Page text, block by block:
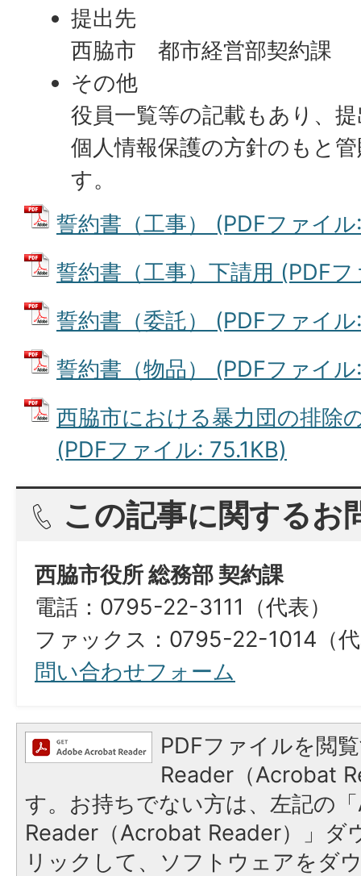
提出先
西脇市 都市経営部契約課
その他
役員一覧等の記載もあり、
個人情報保護の方針のもと
す。
誓約書（工事） (PDFファイ
誓約書（工事）下請用 (PDF
誓約書（委託） (PDFファイ
誓約書（物品） (PDFファイ
西脇市における暴力団の排除
(PDFファイル: 75.1KB)
この記事に関するお
西脇市役所 総務部 契約課
電話：0795-22-3111（代表）
ファックス：0795-22-1014（
問い合わせフォーム
PDFファイルを閲
Reader（Acrobat
す。お持ちでない方は、左記の
Reader（Acrobat Reader）」ダ
リックして、ソフトウェアをダ